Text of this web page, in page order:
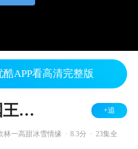
APP看高清完整版
嘘，国王在冬眠 +追
林一高甜冰雪情缘 8.3分 23集全